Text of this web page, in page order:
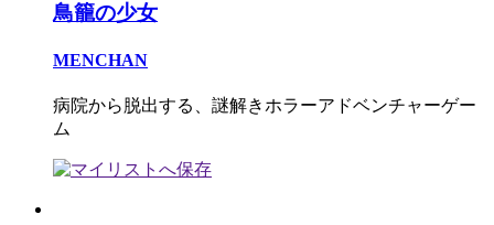
鳥籠の少女
MENCHAN
病院から脱出する、謎解きホラーアドベンチャーゲー
ム